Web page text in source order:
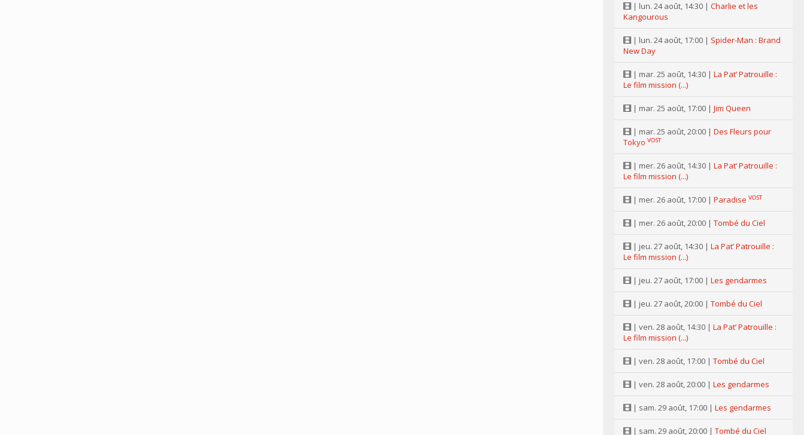
| lun. 24 août, 14:30 | Charlie et les
Kangourous
| lun. 24 août, 17:00 | Spider-Man : Brand
New Day
| mar. 25 août, 14:30 | La Pat’ Patrouille :
Le film mission (...)
| mar. 25 août, 17:00 | Jim Queen
| mar. 25 août, 20:00 | Des Fleurs pour
Tokyo VOST
| mer. 26 août, 14:30 | La Pat’ Patrouille :
Le film mission (...)
| mer. 26 août, 17:00 | Paradise VOST
| mer. 26 août, 20:00 | Tombé du Ciel
| jeu. 27 août, 14:30 | La Pat’ Patrouille :
Le film mission (...)
| jeu. 27 août, 17:00 | Les gendarmes
| jeu. 27 août, 20:00 | Tombé du Ciel
| ven. 28 août, 14:30 | La Pat’ Patrouille :
Le film mission (...)
| ven. 28 août, 17:00 | Tombé du Ciel
| ven. 28 août, 20:00 | Les gendarmes
| sam. 29 août, 17:00 | Les gendarmes
| sam. 29 août, 20:00 | Tombé du Ciel